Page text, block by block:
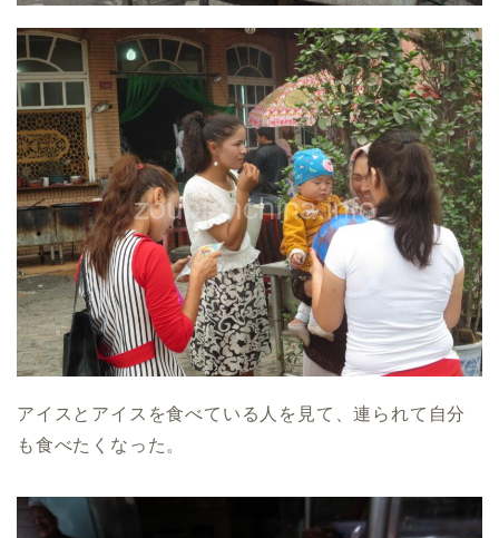
アイスとアイスを食べている人を見て、連られて自分
も食べたくなった。